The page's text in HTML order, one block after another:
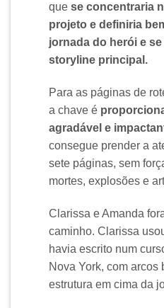
que se concentraria
projeto e definiria
jornada do herói e
storyline principal.
Para as páginas de
a chave é
agradável e
consegue prender a
sete páginas, sem
mortes, explosões e
Clarissa e Amanda
caminho. Clarissa
havia escrito num
Nova York, com arcos
estrutura em cima da